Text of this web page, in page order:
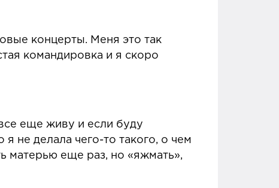
концерты. Меня это так
командировка и я скоро
еще живу и если буду
не делала чего-то такого, о чем
матерью еще раз, но «яжмать»,